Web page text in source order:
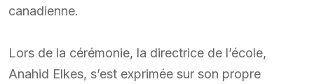
canadienne.
Lors de la cérémonie, la directrice de l’école,
Anahid Elkes, s’est exprimée sur son propre